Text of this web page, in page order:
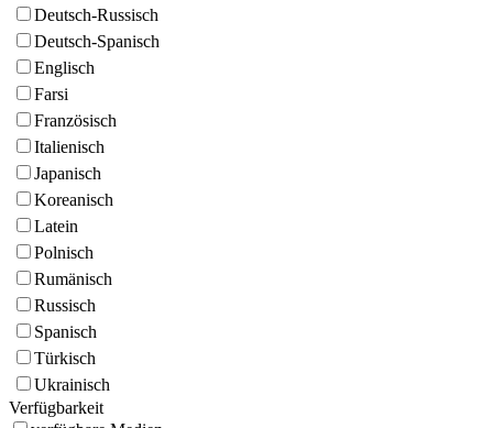
Deutsch-Russisch
Deutsch-Spanisch
Englisch
Farsi
Französisch
Italienisch
Japanisch
Koreanisch
Latein
Polnisch
Rumänisch
Russisch
Spanisch
Türkisch
Ukrainisch
Verfügbarkeit